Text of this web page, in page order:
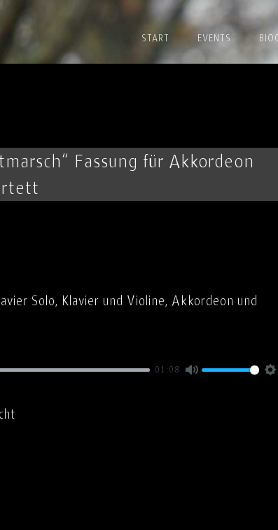
START EVENTS
Fassung für Akkordeon
Solo, Klavier und Violine, Akkordeon und
01:08